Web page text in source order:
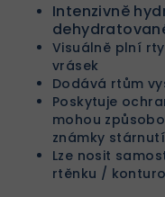
Intenzivně
Visuálně plní
vrásek
Dodává rtům
Poskytuje
mohou
známky stárnutí
Lze nosit
rtěnku /